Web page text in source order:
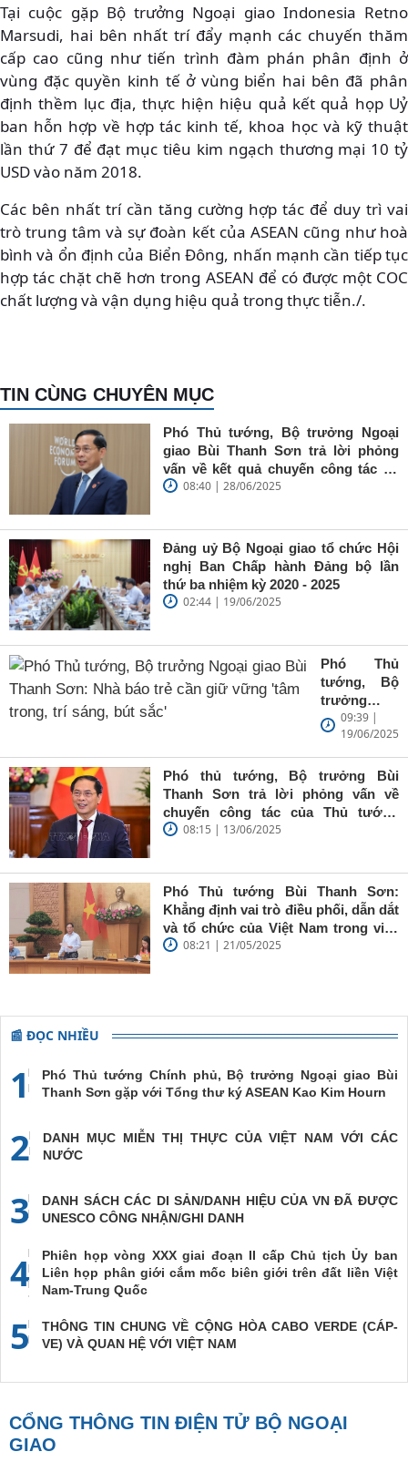
Tại cuộc gặp Bộ trưởng Ngoại giao Indonesia Retno
Marsudi, hai bên nhất trí đẩy mạnh các chuyến thăm
cấp cao cũng như tiến trình đàm phán phân định ở
vùng đặc quyền kinh tế ở vùng biển hai bên đã phân
định thềm lục địa, thực hiện hiệu quả kết quả họp Uỷ
ban hỗn hợp về hợp tác kinh tế, khoa học và kỹ thuật
lần thứ 7 để đạt mục tiêu kim ngạch thương mại 10 tỷ
USD vào năm 2018.
Các bên nhất trí cần tăng cường hợp tác để duy trì vai
trò trung tâm và sự đoàn kết của ASEAN cũng như hoà
bình và ổn định của Biển Đông, nhấn mạnh cần tiếp tục
hợp tác chặt chẽ hơn trong ASEAN để có được một COC
chất lượng và vận dụng hiệu quả trong thực tiễn./.
TIN CÙNG CHUYÊN MỤC
Phó Thủ tướng, Bộ trưởng Ngoại
giao Bùi Thanh Sơn trả lời phỏng
vấn về kết quả chuyến công tác tại
Trung Quốc của Thủ tướng Chính
08:40 | 28/06/2025
Đảng uỷ Bộ Ngoại giao tổ chức Hội
nghị Ban Chấp hành Đảng bộ lần
thứ ba nhiệm kỳ 2020 - 2025
02:44 | 19/06/2025
Phó Thủ
tướng, Bộ
trưởng
Ngoại giao
Bùi Thanh
Sơn: Nhà
báo trẻ cần
giữ vững
'tâm trong,
09:39 |
19/06/2025
Phó thủ tướng, Bộ trưởng Bùi
Thanh Sơn trả lời phỏng vấn về
chuyến công tác của Thủ tướng
Chính phủ đến Estonia, Pháp và
08:15 | 13/06/2025
Phó Thủ tướng Bùi Thanh Sơn:
Khẳng định vai trò điều phối, dẫn dắt
và tổ chức của Việt Nam trong việc
đề cao chủ nghĩa đa phương, đoàn
08:21 | 21/05/2025
📰 ĐỌC NHIỀU
1
Phó Thủ tướng Chính phủ, Bộ trưởng Ngoại giao Bùi
Thanh Sơn gặp với Tổng thư ký ASEAN Kao Kim Hourn
2
DANH MỤC MIỄN THỊ THỰC CỦA VIỆT NAM VỚI CÁC
NƯỚC
3
DANH SÁCH CÁC DI SẢN/DANH HIỆU CỦA VN ĐÃ ĐƯỢC
UNESCO CÔNG NHẬN/GHI DANH
4
Phiên họp vòng XXX giai đoạn II cấp Chủ tịch Ủy ban
Liên họp phân giới cắm mốc biên giới trên đất liền Việt
Nam-Trung Quốc
5
THÔNG TIN CHUNG VỀ CỘNG HÒA CABO VERDE (CÁP-
VE) VÀ QUAN HỆ VỚI VIỆT NAM
CỔNG THÔNG TIN ĐIỆN TỬ BỘ NGOẠI
GIAO